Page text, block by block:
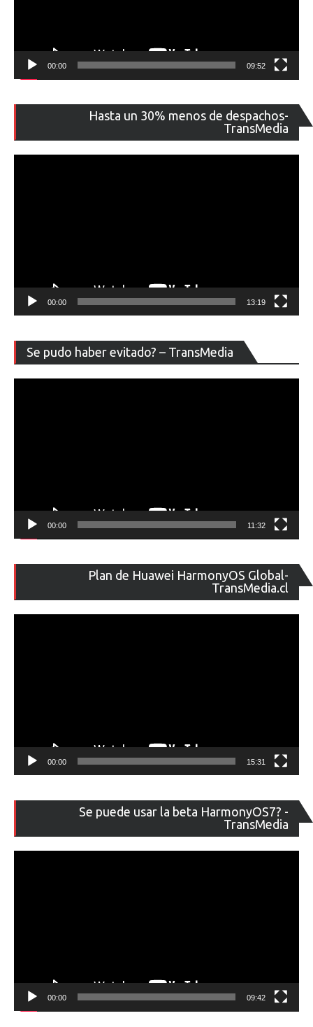
00:00 09:52
Hasta un 30% menos de despachos-
TransMedia
de
00:00 13:19
Se pudo haber evitado? – TransMedia
de
00:00 11:32
Plan de Huawei HarmonyOS Global-
TransMedia.cl
de
00:00 15:31
Se puede usar la beta HarmonyOS7? -
TransMedia
de
00:00 09:42